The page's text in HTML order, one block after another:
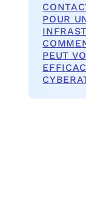
POUR
PEUT